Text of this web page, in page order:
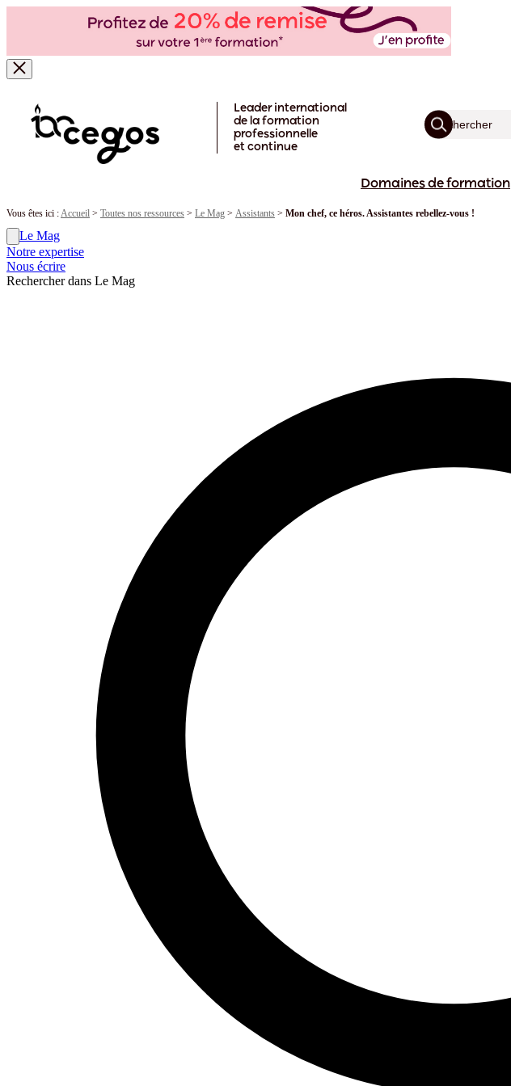
Leader international
de la formation
professionnelle
et continue
Domaines de formation
Vous êtes ici :Accueil > Toutes nos ressources > Le Mag > Assistants > Mon chef, ce héros. Assistantes rebellez-vous !
Le Mag
Notre expertise
Nous écrire
Rechercher dans Le Mag